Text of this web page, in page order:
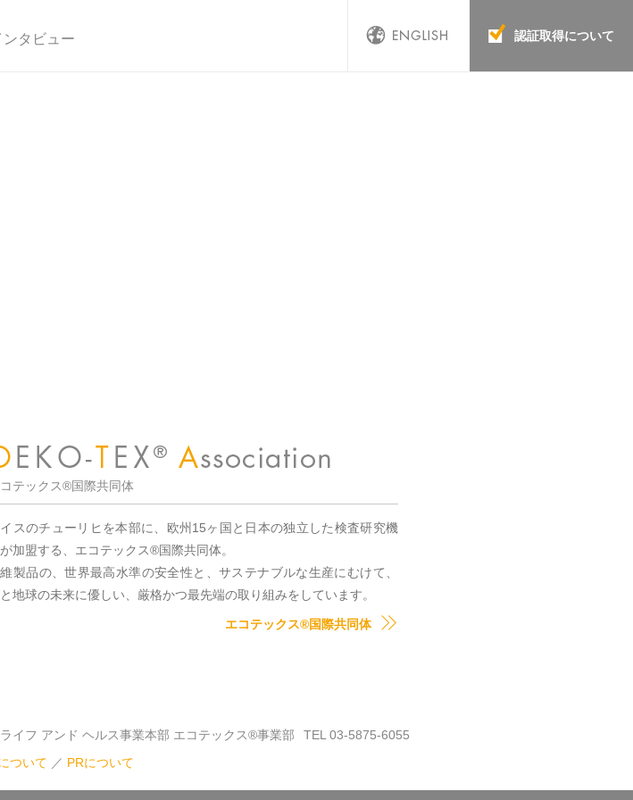
ンタビュー 認証取得について
テックス®国際共同体
スのチューリヒを本部に、欧州15ヶ国と日本の独立した検査研究機
加盟する、エコテックス®国際共同体。
製品の、世界最高水準の安全性と、サステナブルな生産にむけて、
と地球の未来に優しい、厳格かつ最先端の取り組みをしています。
エコテックス®国際共同体
ライフ アンド ヘルス事業本部 エコテックス®事業部
TEL 03-5875-6055
ついて ／ PRについて